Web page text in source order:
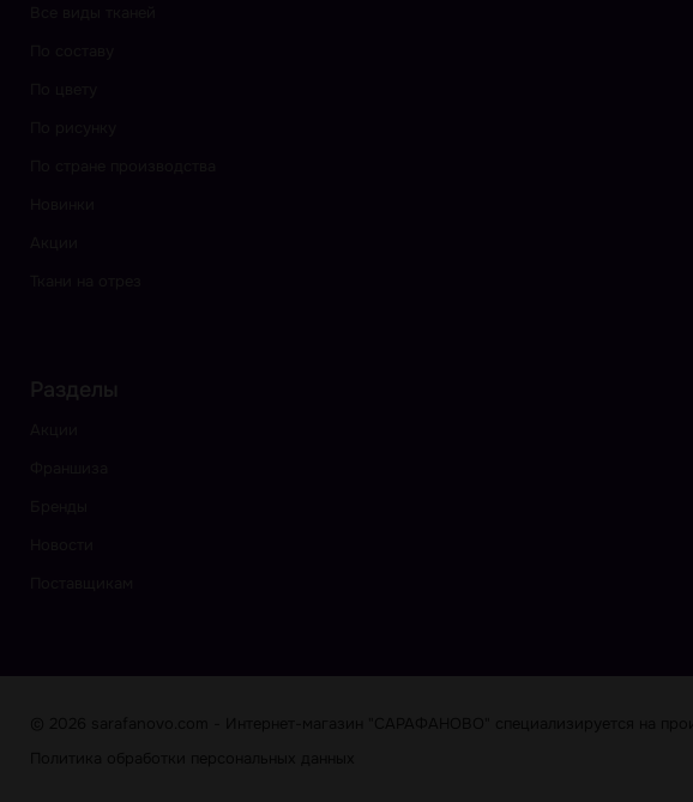
Разделы